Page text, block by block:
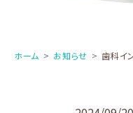
ホーム お知らせ 歯科イ